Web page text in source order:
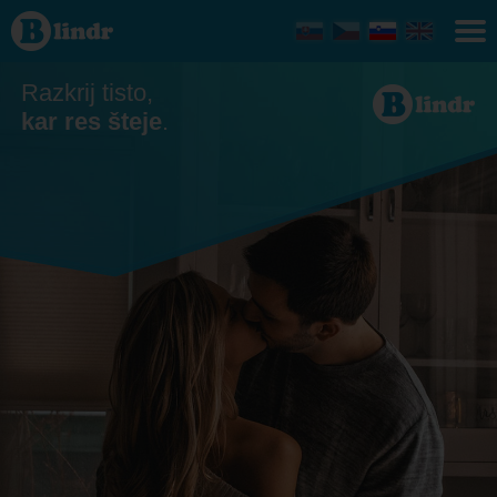
Zmenkovati
- Ona išče
njega
Razkrij tisto,
kar res šteje.